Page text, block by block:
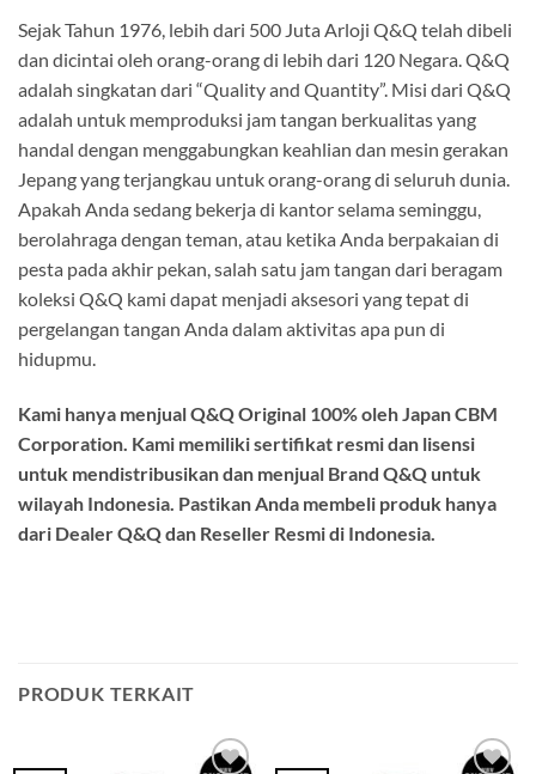
Sejak Tahun 1976, lebih dari 500 Juta Arloji Q&Q telah dibeli
dan dicintai oleh orang-orang di lebih dari 120 Negara. Q&Q
adalah singkatan dari “Quality and Quantity”. Misi dari Q&Q
adalah untuk memproduksi jam tangan berkualitas yang
handal dengan menggabungkan keahlian dan mesin gerakan
Jepang yang terjangkau untuk orang-orang di seluruh dunia.
Apakah Anda sedang bekerja di kantor selama seminggu,
berolahraga dengan teman, atau ketika Anda berpakaian di
pesta pada akhir pekan, salah satu jam tangan dari beragam
koleksi Q&Q kami dapat menjadi aksesori yang tepat di
pergelangan tangan Anda dalam aktivitas apa pun di
hidupmu.
Kami hanya menjual Q&Q Original 100% oleh Japan CBM
Corporation. Kami memiliki sertifikat resmi dan lisensi
untuk mendistribusikan dan menjual Brand Q&Q untuk
wilayah Indonesia. Pastikan Anda membeli produk hanya
dari Dealer Q&Q dan Reseller Resmi di Indonesia.
PRODUK TERKAIT